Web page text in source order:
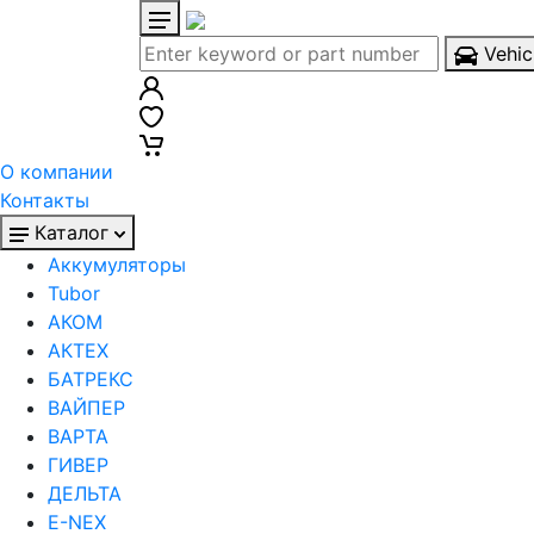
О компании
Контакты
Каталог
Аккумуляторы
Tubor
АКОМ
АКТЕХ
БАТРЕКС
ВАЙПЕР
ВАРТА
ГИВЕР
ДЕЛЬТА
Е-NEX